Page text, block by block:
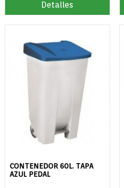
Detalles
CONTENEDOR 60L. TAPA
AZUL PEDAL